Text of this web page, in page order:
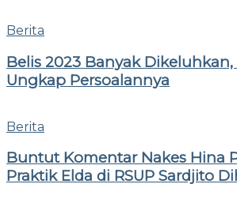
Berita
Belis 2023 Banyak
Ungkap Persoalannya
Berita
Buntut Komentar Nakes Hina
Praktik Elda di RSUP Sardjito